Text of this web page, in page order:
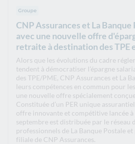
Groupe
CNP Assurances et La
avec une nouvelle offre
retraite à destination des TPE
Alors que les évolutions du cadre
tendent à démocratiser l’épargne
des TPE/PME, CNP Assurances et La
leurs compétences en commun pour
une nouvelle offre spécialement
Constituée d’un PER unique
offre innovante et compétitive lancée
septembre est distribuée par le réseau
professionnels de La Banque Postale
filiale de CNP Assurances.